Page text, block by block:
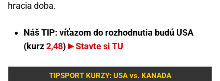
hracia doba.
Náš TIP: víťazom do rozhodnutia budú USA
(kurz2,48) Stavte si TU
TIPSPORT KURZY: USA vs. KANADA